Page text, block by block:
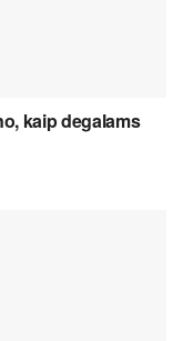
kaip degalams